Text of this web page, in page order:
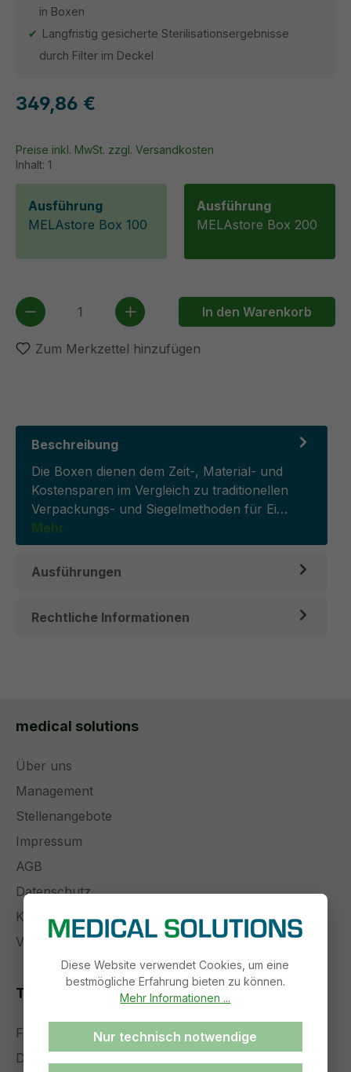
in Boxen
Langfristig gesicherte Sterilisationsergebnisse
durch Filter im Deckel
349,86 €
Inhalt: 1
Preise inkl. MwSt. zzgl. Versandkosten
Ausführung
MELAstore Box 100
Ausführung
MELAstore Box 200
Produkt Anzahl: Gib den gewünschten
In den Warenkorb
Zum Merkzettel hinzufügen
Beschreibung
Die Boxen dienen dem Zeit-, Material- und
Kostensparen im Vergleich zu traditionellen
Verpackungs- und Siegelmethoden für Ei…
Mehr
Ausführungen
Rechtliche Informationen
medical solutions
Über uns
Management
Stellenangebote
Impressum
AGB
Datenschutz
Kontakt
Versand und Zahlung
Themenseiten
Forschung und Entwicklung
Die Zukunft der Medizintechnik
Diese Website verwendet Cookies, um eine
bestmögliche Erfahrung bieten zu können.
Mehr Informationen ...
Nur technisch notwendige